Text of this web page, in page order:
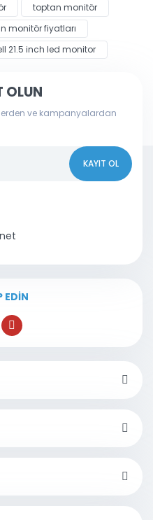
toptan monitör
monitör fiyatları
21.5 inch led monitor
OLUN
ve kampanyalardan
KAYIT OL
EDİN